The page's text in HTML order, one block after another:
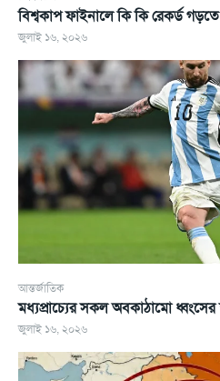
বিশ্বকাপ ফাইনালে কি কি রেকর্ড
জুলাই ১৬, ২০২৬
আন্তর্জাতিক
মধ্যপ্রাচ্যের সকল অবকাঠামো
জুলাই ১৬, ২০২৬